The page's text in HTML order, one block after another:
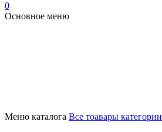
0
Основное меню
Меню каталога Все тоавары категории